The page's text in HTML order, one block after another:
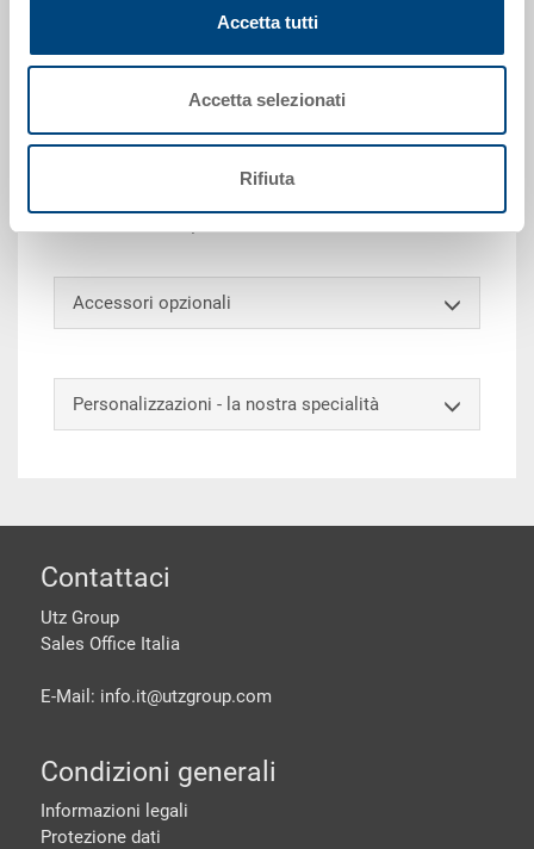
Accetta tutti
Accetta selezionati
Rifiuta
Richiedi offerta
Dati tecnici
Accessori opzionali
Personalizzazioni - la nostra specialità
piè di pagine
Contattaci
Utz Group
Sales Office Italia
E-Mail: info.it@utzgroup.com
Condizioni generali
Informazioni legali
Protezione dati